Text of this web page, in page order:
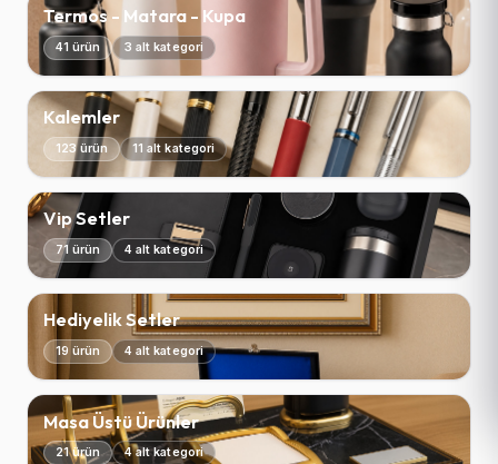
Termos - Matara - Kupa
41 ürün 3 alt kategori
Kalemler
123 ürün 11 alt kategori
Vip Setler
71 ürün 4 alt kategori
Hediyelik Setler
19 ürün 4 alt kategori
Masa Üstü Ürünler
21 ürün 4 alt kategori